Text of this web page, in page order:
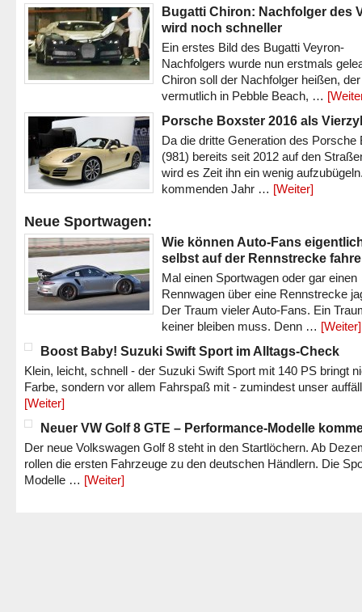
Bugatti Chiron: Nachfolger des
wird noch schneller
Ein erstes Bild des Bugatti Veyron-
Nachfolgers wurde nun erstmals
Chiron soll der Nachfolger heißen, der
vermutlich in Pebble Beach, …
Porsche Boxster 2016 als
Da die dritte Generation des Porsche
(981) bereits seit 2012 auf den
wird es Zeit ihn ein wenig
kommenden Jahr … [Weiter]
Neue Sportwagen:
Wie können Auto-Fans
selbst auf der Rennstrecke
Mal einen Sportwagen oder gar einen
Rennwagen über eine Rennstrecke
Der Traum vieler Auto-Fans. Ein
keiner bleiben muss. Denn … [Weiter]
Boost Baby! Suzuki Swift Sport im Alltags-Check
Klein, leicht, schnell - der Suzuki Swift Sport mit 140 PS bringt
Farbe, sondern vor allem Fahrspaß mit - zumindest unser
[Weiter]
Neuer VW Golf 8 GTE – Performance-Modelle
Der neue Volkswagen Golf 8 steht in den Startlöchern. Ab
rollen die ersten Fahrzeuge zu den deutschen Händlern. Die
Modelle … [Weiter]